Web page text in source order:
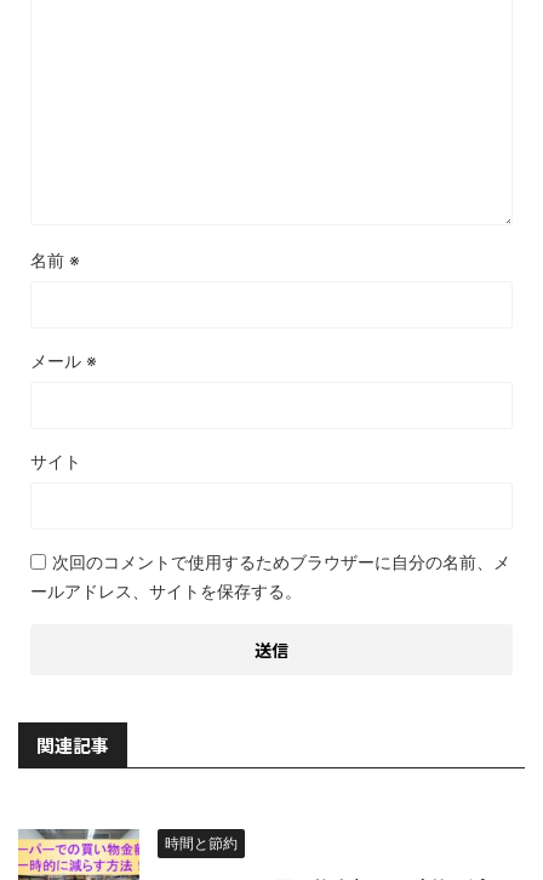
名前 ※
メール ※
サイト
次回のコメントで使用するためブラウザーに自分の名前、メ
ールアドレス、サイトを保存する。
関連記事
時間と節約